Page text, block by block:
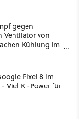
gegen
Ventilator von
Kühlung im
Pixel 8 im
- Viel KI-Power für